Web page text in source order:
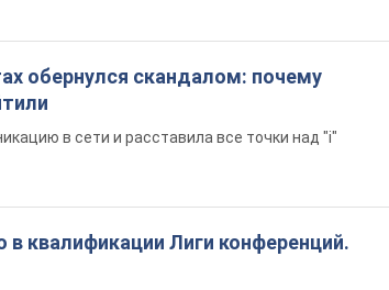
обернулся скандалом: почему
в сети и расставила все точки над "i"
квалификации Лиги конференций.